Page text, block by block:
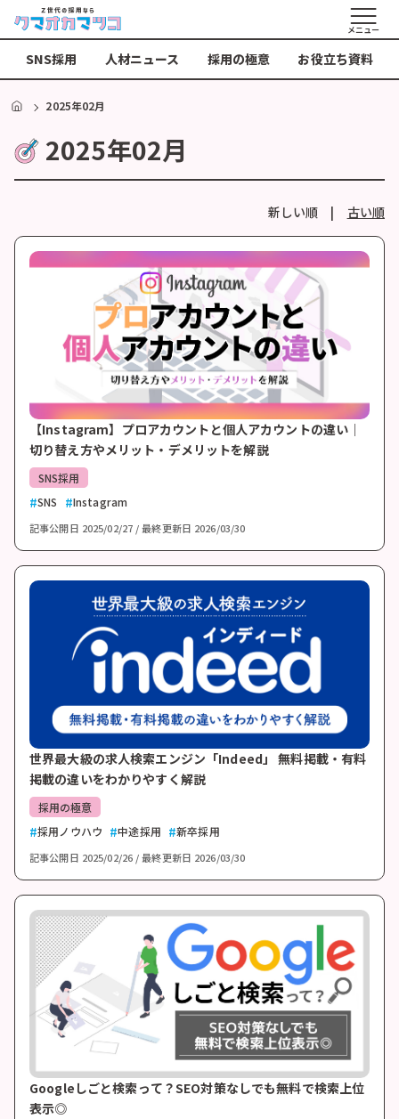
SNS採用 人材ニュース 採用の極意 お役立ち資料
メニュー
HOME2025年02月
2025年02月
新しい順 | 古い順
【Instagram】プロアカウントと個人アカウントの違い｜
切り替え方やメリット・デメリットを解説
SNS採用
SNS
Instagram
記事公開日 2025/02/27 最終更新日 2026/03/30
世界最大級の求人検索エンジン「Indeed」 無料掲載・有料
掲載の違いをわかりやすく解説
採用の極意
採用ノウハウ
中途採用 新卒採用
記事公開日 2025/02/26 最終更新日 2026/03/30
Googleしごと検索って？SEO対策なしでも無料で検索上位
表示◎